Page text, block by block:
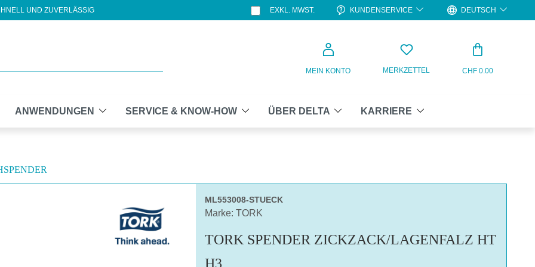
UND ZUVERLÄSSIG EXKL. MWST. KUNDENSERVICE DEUTSCH
MEIN KONTO MERKZETTEL CHF 0.00
ANWENDUNGEN SERVICE & KNOW-HOW ÜBER DELTA KARRIERE
ML553008-STUECK
Marke: TORK
TORK SPENDER ZICKZACK/LAGENFALZ HT
H3